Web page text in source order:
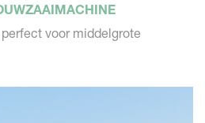
voor middelgrote